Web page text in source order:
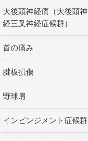
大後頭神経痛（大後頭神
経三叉神経症候群）
首の痛み
腱板損傷
野球肩
インピンジメント症候群